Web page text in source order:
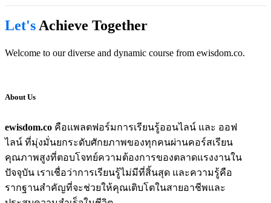
Let's Achieve Together
Welcome to our diverse and dynamic course from ewisdom.co.
About Us
ewisdom.co คือแพลตฟอร์มการเรียนรู้ออนไลน์ และ ออฟ
ไลน์ ที่มุ่งมั่นยกระดับศักยภาพของทุกคนผ่านคอร์สเรียน
คุณภาพสูงที่ตอบโจทย์ความต้องการของตลาดแรงงานใน
ปัจจุบัน เราเชื่อว่าการเรียนรู้ไม่มีที่สิ้นสุด และความรู้คือ
รากฐานสำคัญที่จะช่วยให้คุณเติบโตในสายอาชีพและ